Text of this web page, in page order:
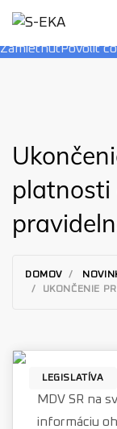
Používame
lepšie služby.
ZamietnuťPovoliť
platnosti
DOMOV
UKONČENIE
LEGISLATÍVA
MDV SR na
informáciu